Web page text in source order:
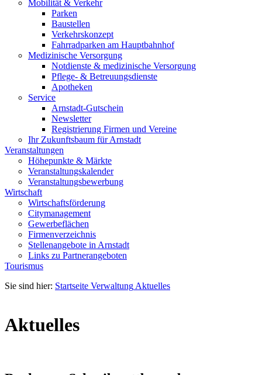
Mobilität & Verkehr
Parken
Baustellen
Verkehrskonzept
Fahrradparken am Hauptbahnhof
Medizinische Versorgung
Notdienste & medizinische Versorgung
Pflege- & Betreuungsdienste
Apotheken
Service
Arnstadt-Gutschein
Newsletter
Registrierung Firmen und Vereine
Ihr Zukunftsbaum für Arnstadt
Veranstaltungen
Höhepunkte & Märkte
Veranstaltungskalender
Veranstaltungsbewerbung
Wirtschaft
Wirtschaftsförderung
Citymanagement
Gewerbeflächen
Firmenverzeichnis
Stellenangebote in Arnstadt
Links zu Partnerangeboten
Tourismus
Sie sind hier: Startseite Verwaltung Aktuelles
Aktuelles